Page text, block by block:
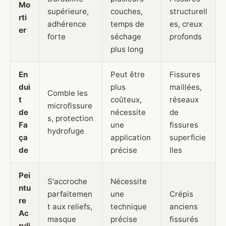
Mo
rti
er
supérieure,
adhérence
forte
couches,
temps de
séchage
plus long
structurell
es, creux
profonds
En
dui
t
de
Fa
ça
de
Comble les
microfissure
s, protection
hydrofuge
Peut être
plus
coûteux,
nécessite
une
application
précise
Fissures
maillées,
réseaux
de
fissures
superficie
lles
Pei
ntu
re
Ac
S'accroche
parfaitemen
t aux reliefs,
masque
Nécessite
une
technique
précise
Crépis
anciens
fissurés